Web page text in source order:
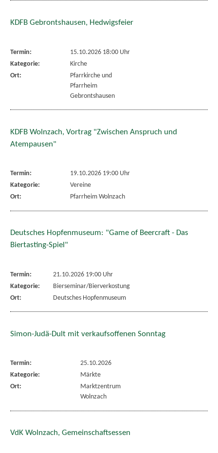
KDFB Gebrontshausen, Hedwigsfeier
Termin:
15.10.2026 18:00 Uhr
Kategorie:
Kirche
Ort:
Pfarrkirche und
Pfarrheim
Gebrontshausen
KDFB Wolnzach, Vortrag "Zwischen Anspruch und
Atempausen"
Termin:
19.10.2026 19:00 Uhr
Kategorie:
Vereine
Ort:
Pfarrheim Wolnzach
Deutsches Hopfenmuseum: "Game of Beercraft - Das
Biertasting-Spiel"
Termin:
21.10.2026 19:00 Uhr
Kategorie:
Bierseminar/Bierverkostung
Ort:
Deutsches Hopfenmuseum
Simon-Judä-Dult mit verkaufsoffenen Sonntag
Termin:
25.10.2026
Kategorie:
Märkte
Ort:
Marktzentrum
Wolnzach
VdK Wolnzach, Gemeinschaftsessen